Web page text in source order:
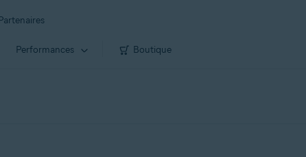
Performances Boutique